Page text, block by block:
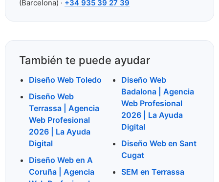
(Barcelona) · +34 935 39 27 39
También te puede ayudar
Diseño Web Toledo
Diseño Web
Terrassa | Agencia
Web Profesional
2026 | La Ayuda
Digital
Diseño Web en A
Coruña | Agencia
Diseño Web
Badalona | Agencia
Web Profesional
2026 | La Ayuda
Digital
Diseño Web en Sant
Cugat
SEM en Terrassa